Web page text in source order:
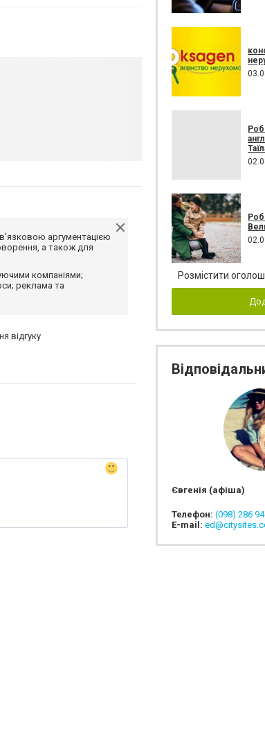
аргументацією
а також для
компаніями;
реклама та
відгуку
Розмістити
Євгенія (афіша)
Телефон: (098) 286
E-mail: